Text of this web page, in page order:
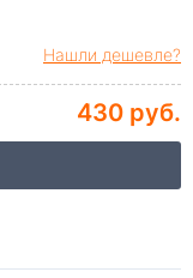
Нашли дешевле?
430 руб.